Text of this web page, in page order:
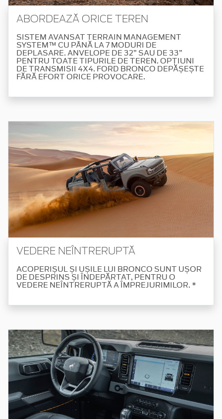
ABORDEAZĂ ORICE TEREN
SISTEM AVANSAT TERRAIN MANAGEMENT
SYSTEM™ CU PÂNĂ LA 7 MODURI DE
DEPLASARE. ANVELOPE DE 32” SAU DE 33”
PENTRU TOATE TIPURILE DE TEREN. OPȚIUNI
DE TRANSMISII 4X4. FORD BRONCO DEPĂȘEȘTE
FĂRĂ EFORT ORICE PROVOCARE.
VEDERE NEÎNTRERUPTĂ
ACOPERIȘUL ȘI UȘILE LUI BRONCO SUNT UȘOR
DE DESPRINS ȘI ÎNDEPĂRTAT, PENTRU O
VEDERE NEÎNTRERUPTĂ A ÎMPREJURIMILOR. *